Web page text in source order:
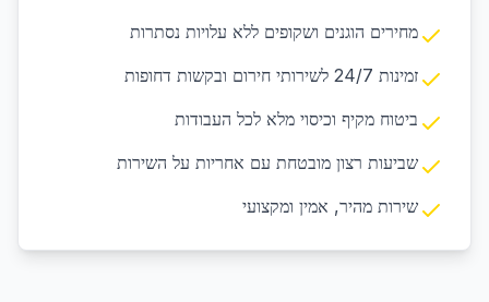
מחירים הוגנים ושקופים ללא עלויות נסתרות
זמינות 24/7 לשירותי חירום ובקשות דחופות
ביטוח מקיף וכיסוי מלא לכל העבודות
שביעות רצון מובטחת עם אחריות על השירות
שירות מהיר, אמין ומקצועי